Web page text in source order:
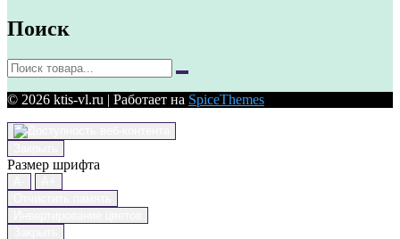
Поиск
© 2026 ktis-vl.ru | Работает на SpiceThemes
Размер шрифта